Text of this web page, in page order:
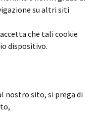
su altri siti
che tali cookie
dispositivo.
nostro sito, si prega di